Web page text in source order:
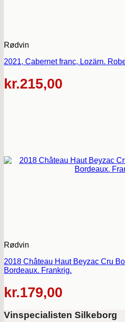
Rødvin
2021, Cabernet franc, Lozärn.
kr.215,00
Rødvin
2018 Château Haut Beyzac Cru
Bordeaux. Frankrig.
kr.179,00
Vinspecialisten Silkeborg